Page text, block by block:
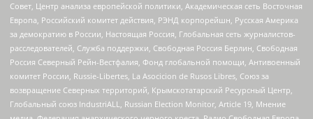
Совет, Центр анализа европейской политики, Академическая сеть Восточная
Европа, Российский комитет действия, РЭНД корпорейшн, Русская Америка
за демократию в России, Настоящая Россия, Глобальная сеть журналистов-
расследователей, Служба поддержки, Свободная Россия Берлин, Свободная
Россия Северный Рейн-Вестфалия, Фонд глобальной помощи, Антивоенный
комитет России, Russie-Libertes, La Asocicion de Rusos Libres, Союз за
возвращение Северных территорий, Крымскотатарский Ресурсный Центр,
Глобальный союз IndustriALL, Russian Election Monitor, Article 19, Мнение